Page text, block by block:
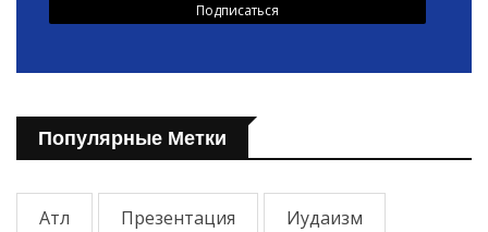
Популярные Метки
Атл Презентация Иудаизм